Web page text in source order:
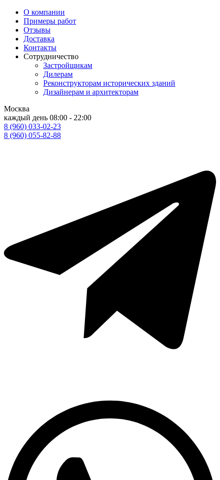
О компании
Примеры работ
Отзывы
Доставка
Контакты
Сотрудничество
Застройщикам
Дилерам
Реконструкторам исторических зданий
Дизайнерам и архитекторам
Москва
каждый день 08:00 - 22:00
8 (960) 033-02-23
8 (960) 055-82-88